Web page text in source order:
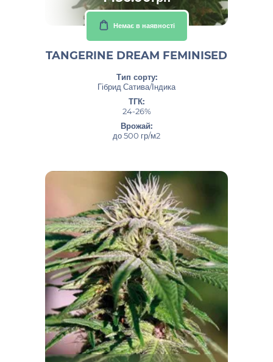
Немає в наявності
TANGERINE DREAM FEMINISED
Тип сорту:
Гібрид Сатива/Індика
ТГК:
24-26%
Врожай:
до 500 гр/м2